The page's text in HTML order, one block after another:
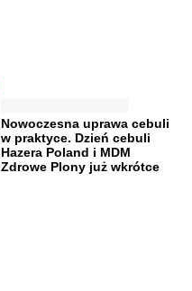
Nowoczesna uprawa cebuli
w praktyce. Dzień cebuli
Hazera Poland i MDM
Zdrowe Plony już wkrótce